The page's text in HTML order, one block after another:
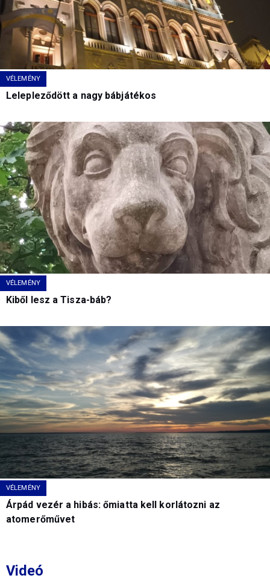
VÉLEMÉNY
Lelepleződött a nagy bábjátékos
VÉLEMÉNY
Kiből lesz a Tisza-báb?
VÉLEMÉNY
Árpád vezér a hibás: őmiatta kell korlátozni az
atomerőművet
Videó